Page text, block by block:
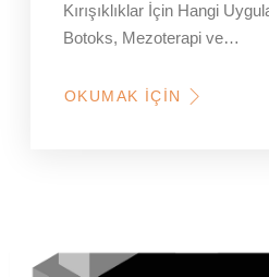
Kırışıklıklar İçin Hangi
Botoks, Mezoterapi ve…
OKUMAK İÇIN
HAKKINDA